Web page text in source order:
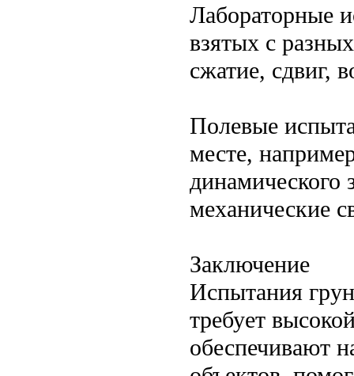
Лабораторные
взятых с
сжатие, сдвиг,
Полевые
месте,
динамического
механические
Заключение
Испытания
требует
обеспечивают